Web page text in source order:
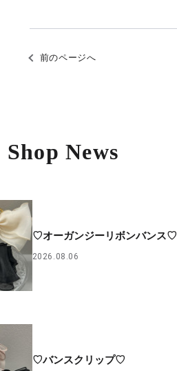
前のページへ
Shop News
♡オーガンジーリボンバンス♡
2026.08.06
♡バンスクリップ♡